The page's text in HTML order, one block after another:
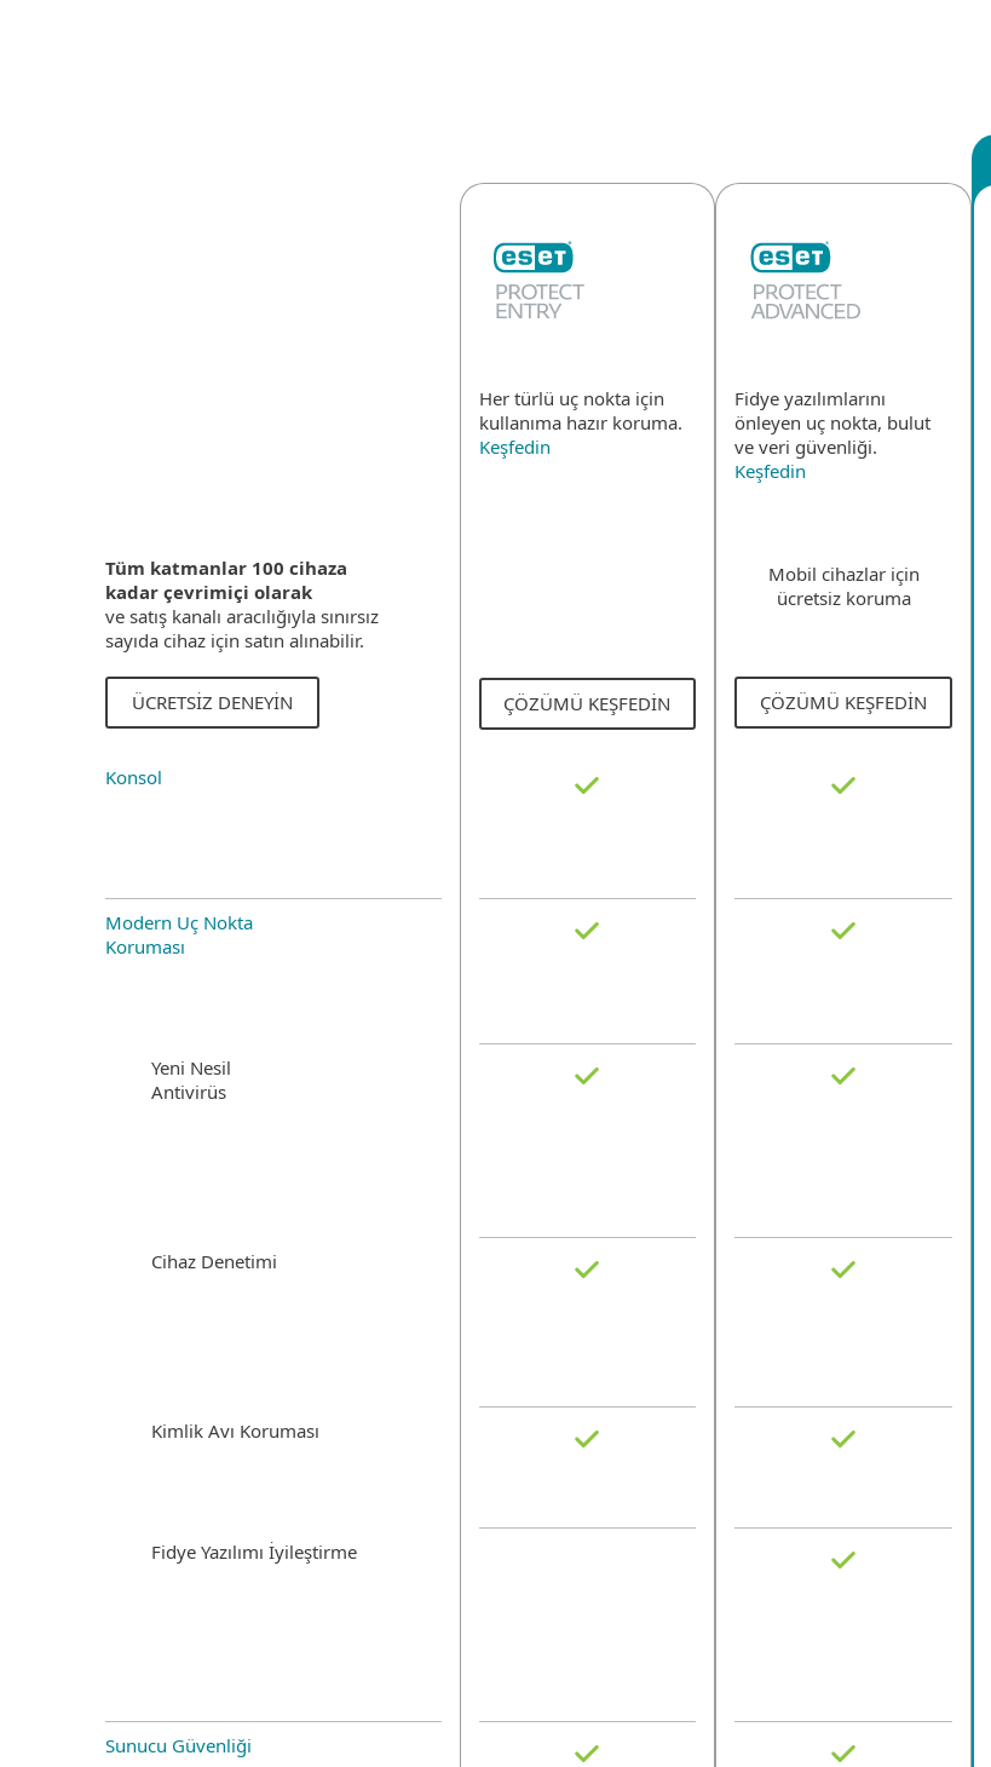
Her türlü uç nokta için
kullanıma hazır koruma.
Keşfedin
Fidye yazılımlarını
önleyen uç nokta, bulut
ve veri güvenliği.
Keşfedin
Tüm katmanlar 100 cihaza
kadar çevrimiçi olarak
ve satış kanalı aracılığıyla sınırsız
sayıda cihaz için satın alınabilir.
ÜCRETSIZ DENEYIN ÇÖZÜMÜ KEŞFEDIN
Mobil cihazlar için
ücretsiz koruma
ÇÖZÜMÜ KEŞFEDIN
Konsol
Modern Uç Nokta
Koruması
Yeni Nesil
Antivirüs
Cihaz Denetimi
Kimlik Avı Koruması
Fidye Yazılımı İyileştirme
Sunucu Güvenliği